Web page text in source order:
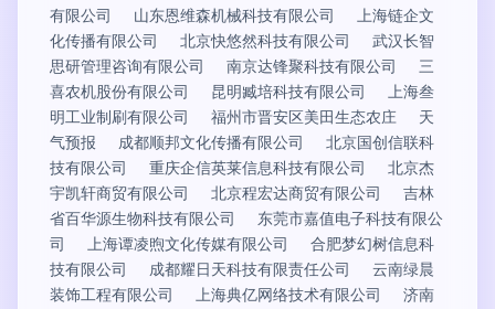
有限公司
山东恩维森机械科技有限公司
上海链企文
化传播有限公司
北京快悠然科技有限公司
武汉长智
思研管理咨询有限公司
南京达锋聚科技有限公司
三
喜农机股份有限公司
昆明臧培科技有限公司
上海叁
明工业制刷有限公司
福州市晋安区美田生态农庄
天
气预报
成都顺邦文化传播有限公司
北京国创信联科
技有限公司
重庆企信英莱信息科技有限公司
北京杰
宇凯轩商贸有限公司
北京程宏达商贸有限公司
吉林
省百华源生物科技有限公司
东莞市嘉值电子科技有限公
司
上海谭凌煦文化传媒有限公司
合肥梦幻树信息科
技有限公司
成都耀日天科技有限责任公司
云南绿晨
装饰工程有限公司
上海典亿网络技术有限公司
济南